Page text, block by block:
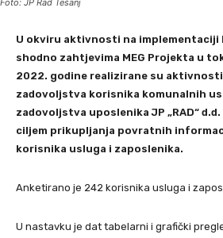
Foto: JP Rad Tešanj
U okviru aktivnosti na implementaciji
shodno zahtjevima MEG Projekta u
2022. godine realizirane su
zadovoljstva korisnika komunalnih
zadovoljstva uposlenika JP „RAD“
ciljem prikupljanja povratnih
korisnika usluga i zaposlenika.
Anketirano je 242 korisnika usluga i
U nastavku je dat tabelarni i grafički